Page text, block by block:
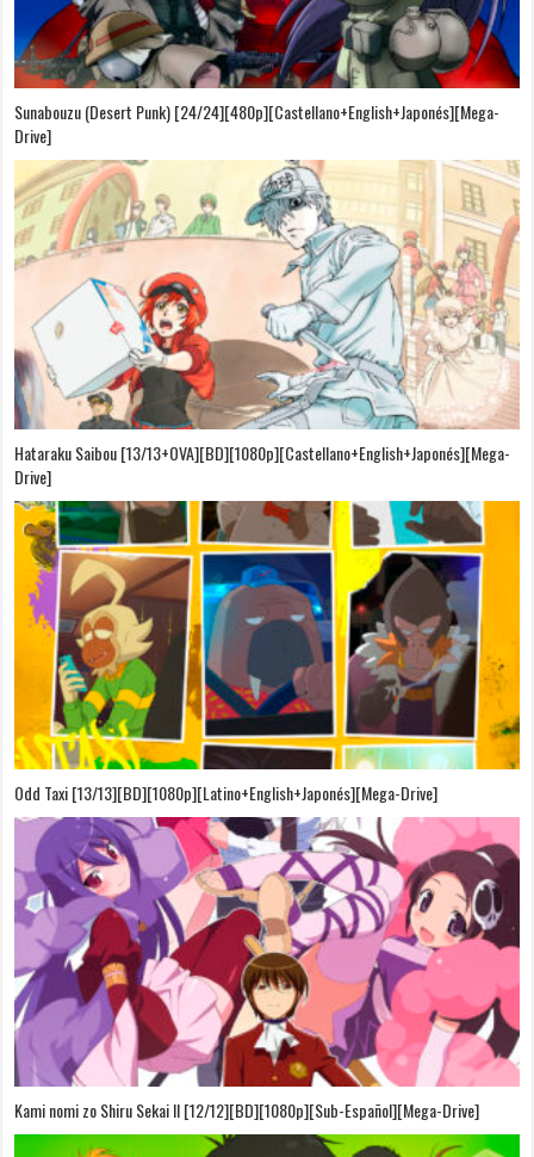
Sunabouzu (Desert Punk) [24/24][480p][Castellano+English+Japonés][Mega-
Drive]
Hataraku Saibou [13/13+OVA][BD][1080p][Castellano+English+Japonés][Mega-
Drive]
Odd Taxi [13/13][BD][1080p][Latino+English+Japonés][Mega-Drive]
Kami nomi zo Shiru Sekai II [12/12][BD][1080p][Sub-Español][Mega-Drive]